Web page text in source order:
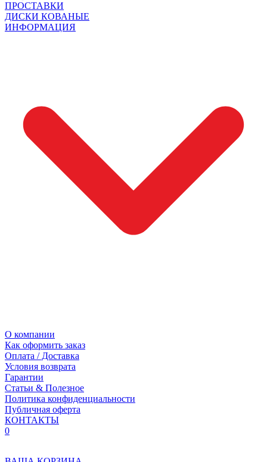
ПРОСТАВКИ
ДИСКИ КОВАНЫЕ
ИНФОРМАЦИЯ
О компании
Как оформить заказ
Оплата / Доставка
Условия возврата
Гарантии
Статьи & Полезное
Политика конфиденциальности
Публичная оферта
КОНТАКТЫ
0